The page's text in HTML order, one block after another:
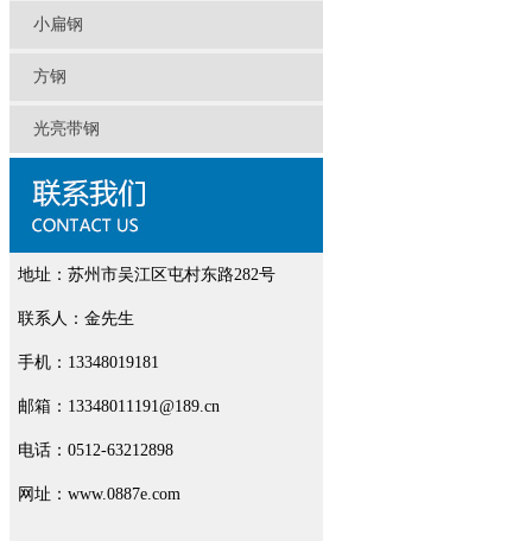
小扁钢
方钢
光亮带钢
地址：苏州市吴江区屯村东路282号
联系人：金先生
手机：13348019181
邮箱：13348011191@189.cn
电话：0512-63212898
网址：www.0887e.com